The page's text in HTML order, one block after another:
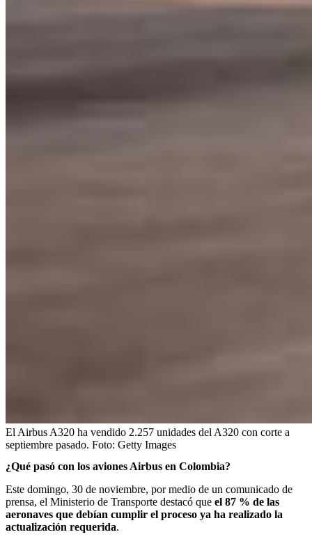
El Airbus A320 ha vendido 2.257 unidades del A320 con corte a
septiembre pasado. Foto: Getty Images
¿Qué pasó con los aviones Airbus en Colombia?
Este domingo, 30 de noviembre, por medio de un comunicado de
prensa, el Ministerio de Transporte destacó que el 87 % de las
aeronaves que debían cumplir el proceso ya ha realizado la
actualización requerida.